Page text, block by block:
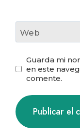
Web
Guarda mi
en este
comente.